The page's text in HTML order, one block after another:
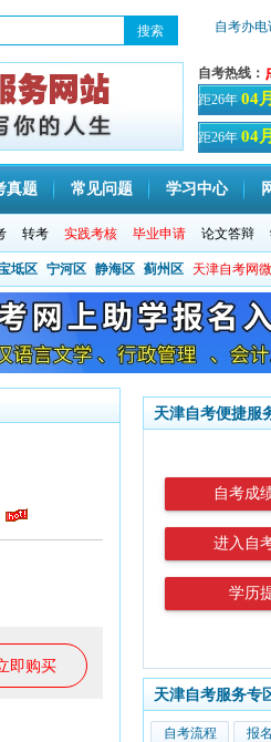
自考办电
自考热线：
距26年 04月
距26年 04月
真题 常见问题 学习中心
转考 实践考核 毕业申请 论文答辩
坻区 宁河区 静海区 蓟州区 天津自考网
即购买
天津自考便捷服
自考成
进入自
学历
天津自考服务专
自考流程 报